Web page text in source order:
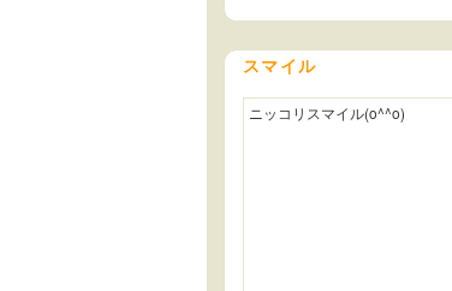
スマイル
ニッコリスマイル(o^^o)